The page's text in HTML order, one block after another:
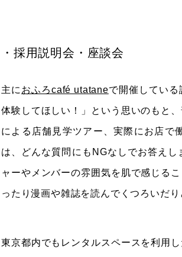
・採用説明会・座談会
主に おふろcafé utataneで開催してい
体験してほしい！」という思いのもと
による店舗見学ツアー、実際にお店で
は、どんな質問にもNGなしでお答え
ャーやメンバーの雰囲気を肌で感じる
ったり漫画や雑誌を読んでくつろいだ
東京都内でもレンタルスペースを利用